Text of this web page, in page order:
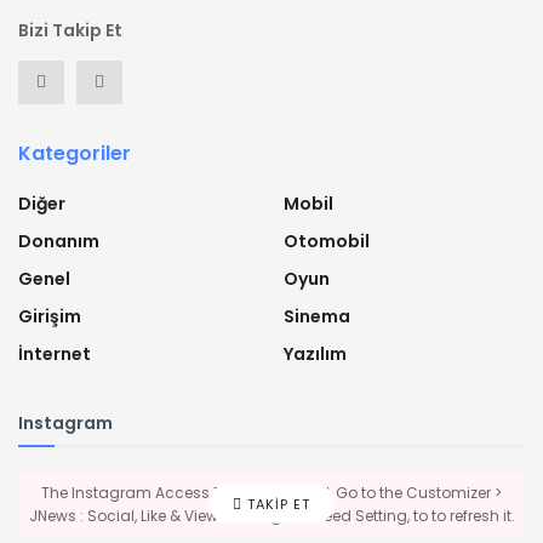
Bizi Takip Et
Kategoriler
Diğer
Donanım
Genel
Girişim
İnternet
Mobil
Otomobil
Oyun
Sinema
Yazılım
Instagram
TAKIP ET
The Instagram Access Token is expired, Go to the Customizer >
JNews : Social, Like & View > Instagram Feed Setting, to to refresh it.